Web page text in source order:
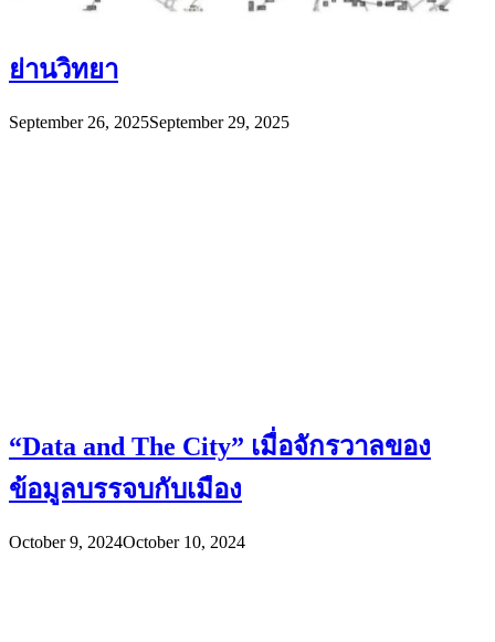
ย่านวิทยา
September 26, 2025September 29, 2025
“Data and The City” เมื่อจักรวาลของ
ข้อมูลบรรจบกับเมือง
October 9, 2024October 10, 2024